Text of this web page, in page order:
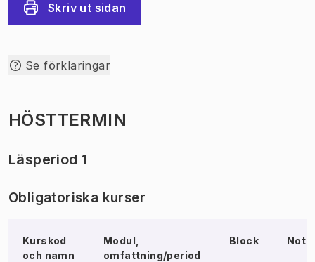
Skriv ut sidan
Se förklaringar
HÖSTTERMIN
Läsperiod 1
Obligatoriska kurser
Kurskod
och namn
Modul,
omfattning/period
Block Not